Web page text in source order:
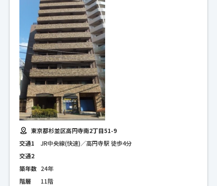
東京都杉並区高円寺南2丁目51-9
交通1
JR中央線(快速)／高円寺駅 徒歩4分
交通2
築年数 24年
階層
11階